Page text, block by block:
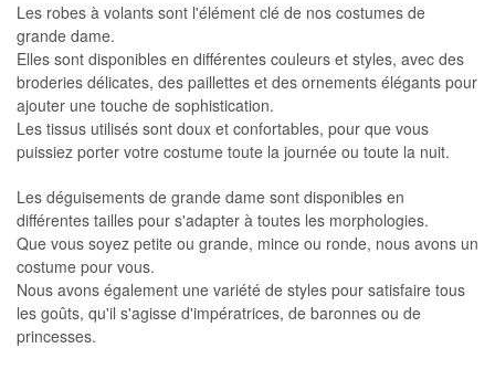
Les robes à volants sont l'élément clé de nos costumes de
grande dame.
Elles sont disponibles en différentes couleurs et styles, avec des
broderies délicates, des paillettes et des ornements élégants pour
ajouter une touche de sophistication.
Les tissus utilisés sont doux et confortables, pour que vous
puissiez porter votre costume toute la journée ou toute la nuit.
Les déguisements de grande dame sont disponibles en
différentes tailles pour s'adapter à toutes les morphologies.
Que vous soyez petite ou grande, mince ou ronde, nous avons un
costume pour vous.
Nous avons également une variété de styles pour satisfaire tous
les goûts, qu'il s'agisse d'impératrices, de baronnes ou de
princesses.